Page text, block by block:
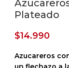
Plateado
$14.990
Azucareros